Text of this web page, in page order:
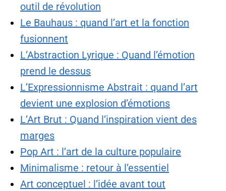
outil de révolution
Le Bauhaus : quand l’art et la fonction
fusionnent
L’Abstraction Lyrique : Quand l’émotion
prend le dessus
L’Expressionnisme Abstrait : quand l’art
devient une explosion d’émotions
L’Art Brut : Quand l’inspiration vient des
marges
Pop Art : l’art de la culture populaire
Minimalisme : retour à l’essentiel
Art conceptuel : l’idée avant tout